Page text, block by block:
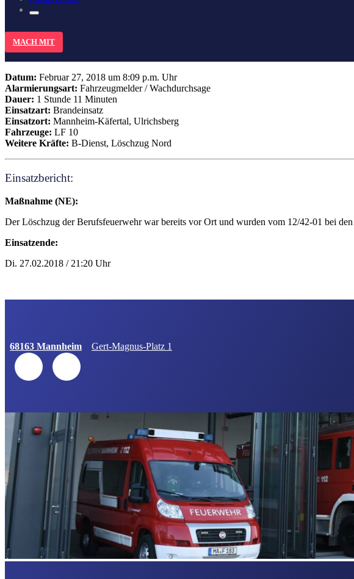
MACH MIT
Datum: Februar 27, 2018 um 8:09 p.m. Uhr
Alarmierungsart: Fahrzeugmelder / Wachdurchsage
Dauer: 1 Stunde 11 Minuten
Einsatzart: Brandeinsatz
Einsatzort: Mannheim-Käfertal, Ulrichsberg
Fahrzeuge: LF 10
Weitere Kräfte: B-Dienst, Löschzug Nord
Einsatzbericht:
Maßnahme (NE):
Der Löschzug der Berufsfeuerwehr war bereits vor Ort und wurden vom 12/42-01 bei
Einsatzende:
Di. 27.02.2018 / 21:20 Uhr
68163 Mannheim Gert-Magnus-Platz 1